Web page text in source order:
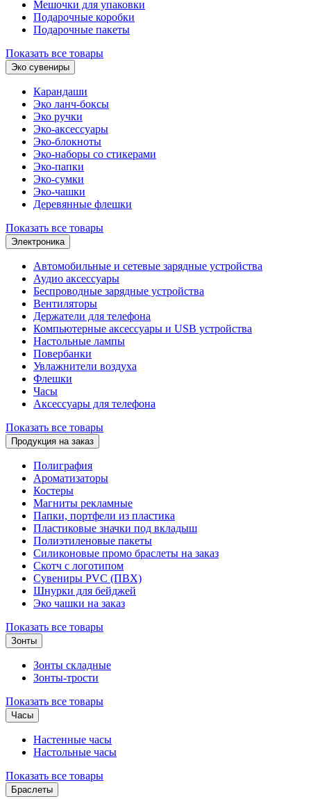
Мешочки для упаковки
Подарочные коробки
Подарочные пакеты
Показать все товары
Эко сувениры
Карандаши
Эко ланч-боксы
Эко ручки
Эко-аксессуары
Эко-блокноты
Эко-наборы со стикерами
Эко-папки
Эко-сумки
Эко-чашки
Деревянные флешки
Показать все товары
Электроника
Автомобильные и сетевые зарядные устройства
Аудио аксессуары
Беспроводные зарядные устройства
Вентиляторы
Держатели для телефона
Компьютерные аксессуары и USB устройства
Настольные лампы
Повербанки
Увлажнители воздуха
Флешки
Часы
Аксессуары для телефона
Показать все товары
Продукция на заказ
Полиграфия
Ароматизаторы
Костеры
Магниты рекламные
Папки, портфели из пластика
Пластиковые значки под вкладыш
Полиэтиленовые пакеты
Силиконовые промо браслеты на заказ
Скотч с логотипом
Сувениры PVC (ПВХ)
Шнурки для бейджей
Эко чашки на заказ
Показать все товары
Зонты
Зонты складные
Зонты-трости
Показать все товары
Часы
Настенные часы
Настольные часы
Показать все товары
Браслеты